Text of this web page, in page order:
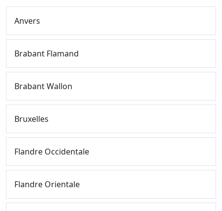
Anvers
Brabant Flamand
Brabant Wallon
Bruxelles
Flandre Occidentale
Flandre Orientale